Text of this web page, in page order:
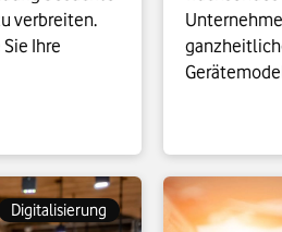
verbreiten.
Ihre
Digitalisierung